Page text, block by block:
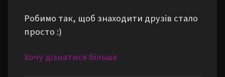
Робимо так, щоб знаходити друзів стало
просто :)
Хочу дізнатися більше